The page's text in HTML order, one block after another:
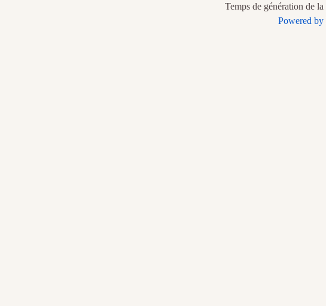
Temps de génération de
Powered by